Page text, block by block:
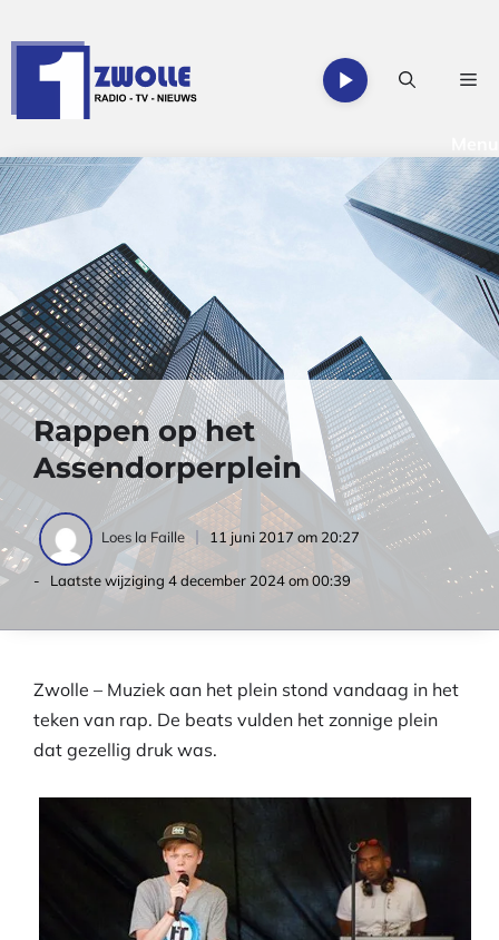
naar
Rappen op het
Assendorperplein
Loes la Faille 11 juni 2017 om 20:27
- Laatste wijziging 4 december 2024 om 00:39
Zwolle – Muziek aan het plein stond vandaag in het
teken van rap. De beats vulden het zonnige plein
dat gezellig druk was.